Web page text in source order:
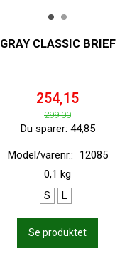
GRAY CLASSIC BRIEF
254,15
299,00
Du sparer: 44,85
Model/varenr.:
12085
0,1 kg
S
L
Se produktet